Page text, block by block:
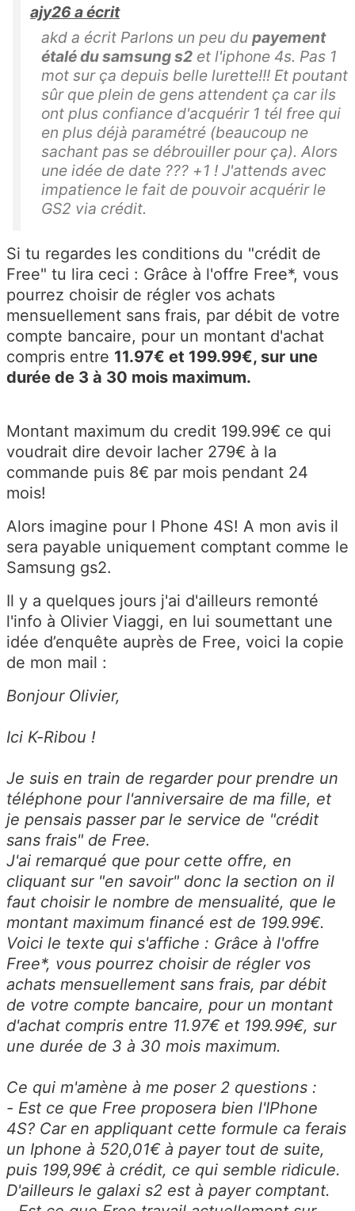
ajy26 a écrit
akd a écrit Parlons un peu du payement
étalé du samsung s2 et l'iphone 4s. Pas 1
mot sur ça depuis belle lurette!!! Et poutant
sûr que plein de gens attendent ça car ils
ont plus confiance d'acquérir 1 tél free qui
en plus déjà paramétré (beaucoup ne
sachant pas se débrouiller pour ça). Alors
une idée de date ??? +1 ! J'attends avec
impatience le fait de pouvoir acquérir le
GS2 via crédit.
Si tu regardes les conditions du "crédit de
Free" tu lira ceci : Grâce à l'offre Free*, vous
pourrez choisir de régler vos achats
mensuellement sans frais, par débit de votre
compte bancaire, pour un montant d'achat
compris entre 11.97€ et 199.99€, sur une
durée de 3 à 30 mois maximum.
Montant maximum du credit 199.99€ ce qui
voudrait dire devoir lacher 279€ à la
commande puis 8€ par mois pendant 24
mois!
Alors imagine pour I Phone 4S! A mon avis il
sera payable uniquement comptant comme le
Samsung gs2.
Il y a quelques jours j'ai d'ailleurs remonté
l'info à Olivier Viaggi, en lui soumettant une
idée d’enquête auprès de Free, voici la copie
de mon mail :
Bonjour Olivier,
Ici K-Ribou !
Je suis en train de regarder pour prendre un
téléphone pour l'anniversaire de ma fille, et
je pensais passer par le service de "crédit
sans frais" de Free.
J'ai remarqué que pour cette offre, en
cliquant sur "en savoir" donc la section on il
faut choisir le nombre de mensualité, que le
montant maximum financé est de 199.99€.
Voici le texte qui s'affiche : Grâce à l'offre
Free*, vous pourrez choisir de régler vos
achats mensuellement sans frais, par débit
de votre compte bancaire, pour un montant
d'achat compris entre 11.97€ et 199.99€, sur
une durée de 3 à 30 mois maximum.
Ce qui m'amène à me poser 2 questions :
- Est ce que Free proposera bien l'IPhone
4S? Car en appliquant cette formule ca ferais
un Iphone à 520,01€ à payer tout de suite,
puis 199,99€ à crédit, ce qui semble ridicule.
D'ailleurs le galaxi s2 est à payer comptant.